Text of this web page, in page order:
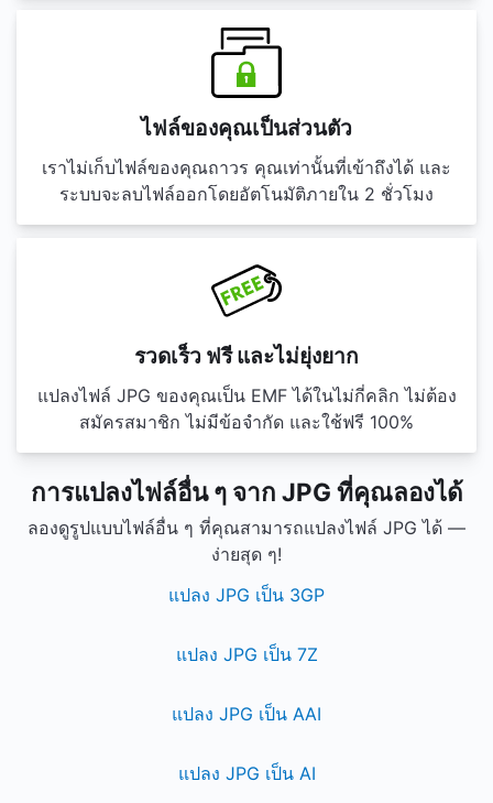
ไฟล์ของคุณเป็นส่วนตัว
เราไม่เก็บไฟล์ของคุณถาวร คุณเท่านั้นที่เข้าถึงได้ และ
ระบบจะลบไฟล์ออกโดยอัตโนมัติภายใน 2 ชั่วโมง
รวดเร็ว ฟรี และไม่ยุ่งยาก
แปลงไฟล์ JPG ของคุณเป็น EMF ได้ในไม่กี่คลิก ไม่ต้อง
สมัครสมาชิก ไม่มีข้อจำกัด และใช้ฟรี 100%
การแปลงไฟล์อื่น ๆ จาก JPG ที่คุณลองได้
ลองดูรูปแบบไฟล์อื่น ๆ ที่คุณสามารถแปลงไฟล์ JPG ได้ —
ง่ายสุด ๆ!
แปลง JPG เป็น 3GP
แปลง JPG เป็น 7Z
แปลง JPG เป็น AAI
แปลง JPG เป็น AI